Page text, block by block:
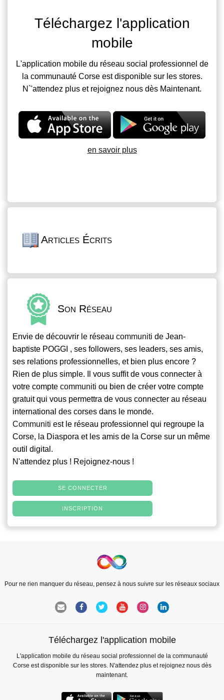
Téléchargez l'application
mobile
L'application mobile du réseau social professionnel de
la communauté Corse est disponible sur les stores.
N`'attendez plus et rejoignez nous dès Maintenant.
en savoir plus
Articles Écrits
Son Réseau
Envie de découvrir le réseau communiti de Jean-
baptiste POGGI , ses followers, ses leaders, ses amis,
ses relations professionnelles, et bien plus encore ?
Rien de plus simple. Il vous suffit de vous connecter à
votre compte communiti ou bien de créer votre compte
gratuit qui vous permettra de vous connecter au réseau
international des corses dans le monde.
Communiti est le réseau professionnel qui regroupe la
Corse, la Diaspora et les amis de la Corse sur un même
outil digital.
N'attendez plus ! Rejoignez-nous !
SE CONNECTER
INSCRIPTION
Pour ne rien manquer du réseau, pensez à nous suivre sur les réseaux sociaux
Téléchargez l'application mobile
L'application mobile du réseau social professionnel de la communauté
Corse est disponible sur les stores. N'attendez plus et rejoignez nous dès
maintenant.